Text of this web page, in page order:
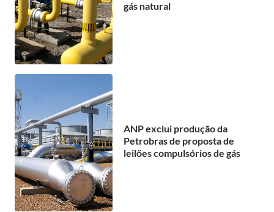
gás natural
ANP exclui produção da
Petrobras de proposta de
leilões compulsórios de gás